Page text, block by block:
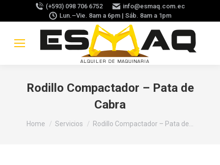
(+593) 098 706 6752
info@esmaq.com.ec
Lun.–Vie. 8am a 6pm | Sáb. 8am a 1pm
Rodillo Compactador – Pata de
Cabra
You are here:
Home Servicios Rodillo Compactador – Pata de…